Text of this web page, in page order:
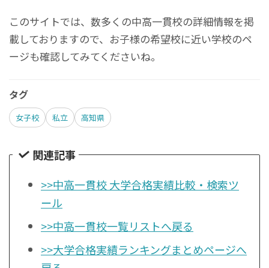
このサイトでは、数多くの中高一貫校の詳細情報を掲
載しておりますので、お子様の希望校に近い学校のペ
ージも確認してみてくださいね。
タグ
女子校 私立 高知県
関連記事
>>中高一貫校 大学合格実績比較・検索ツ
ール
>>中高一貫校一覧リストへ戻る
>>大学合格実績ランキングまとめページへ